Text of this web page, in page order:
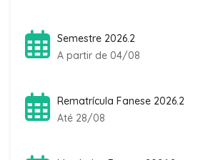
Semestre 2026.2
A partir de 04/08
Rematrícula Fanese 2026.2
Até 28/08